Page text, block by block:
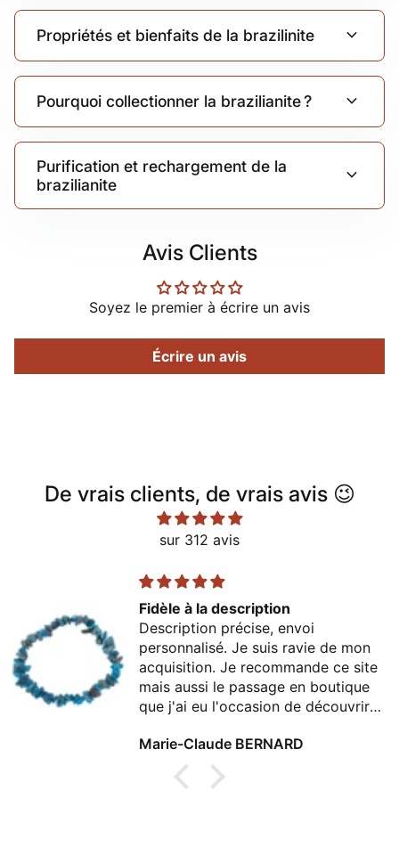
Propriétés et bienfaits de la brazilinite expand_more
Pourquoi collectionner la brazilianite ? expand_more
Purification et rechargement de la
brazilianite
expand_more
Avis Clients
Soyez le premier à écrire un avis
Écrire un avis
De vrais clients, de vrais avis 😉
sur 312 avis
Fidèle à la description
Description précise, envoi
personnalisé. Je suis ravie de mon
acquisition. Je recommande ce site
mais aussi le passage en boutique
que j'ai eu l'occasion de découvrir
Marie-Claude BERNARD